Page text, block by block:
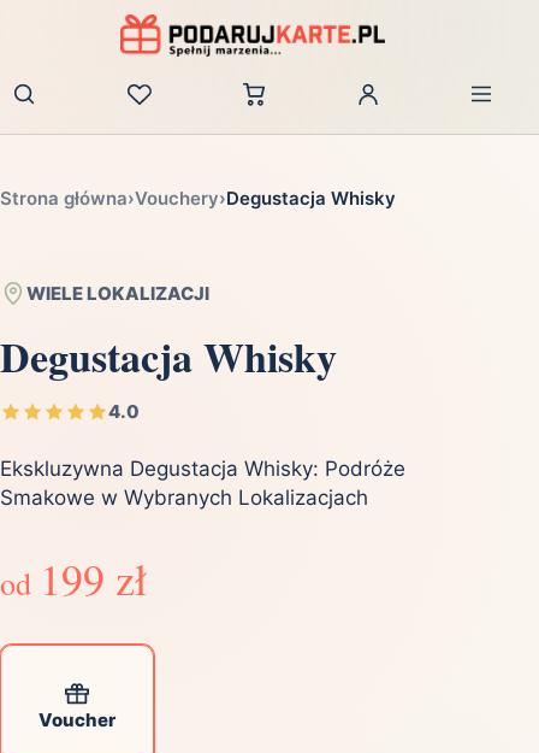
Zaloguj
Strona główna›Vouchery›Degustacja Whisky
WIELE LOKALIZACJI
Degustacja Whisky
4.0
Ekskluzywna Degustacja Whisky: Podróże
Smakowe w Wybranych Lokalizacjach
od 199 zł
Voucher